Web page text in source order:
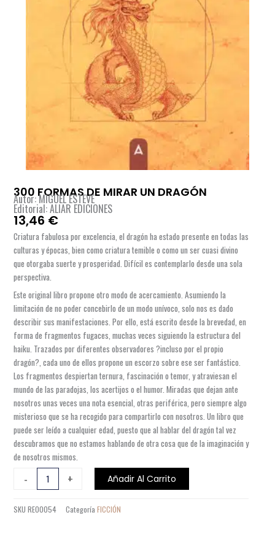
300 FORMAS DE MIRAR UN DRAGÓN
Autor: MIGUEL ESTEVE
Editorial: ALIAR EDICIONES
13,46 €
Criatura fabulosa por excelencia, el dragón ha estado presente en todas las
culturas y épocas, bien como criatura temible o como un ser cuasi divino
que otorgaba suerte y prosperidad. Difícil es contemplarlo desde una sola
perspectiva.
Este original libro propone otro modo de acercamiento. Asumiendo la
limitación de no poder concebirlo de un modo unívoco, solo nos es dado
describir sus manifestaciones. Por ello, está escrito desde la brevedad, en
forma de fragmentos fugaces, muchas veces siguiendo la estructura del
haiku. Trazados por diferentes observadores ?incluso por el propio
dragón?, cada uno de ellos propone un escorzo sobre ese ser fantástico.
Los fragmentos despiertan ternura, fascinación o temor, y atraviesan el
mundo de las paradojas, los acertijos o el humor. Miradas que dejan ante
nosotros unas veces una nota esencial, otras periférica, pero siempre algo
misterioso que se ha recogido para compartirlo con nosotros. Un libro que
puede ser leído a cualquier edad, puesto que al hablar del dragón tal vez
descubramos que no estamos hablando de otra cosa que de la imaginación y
de nosotros mismos.
-
FORMAS
MIRAR
+ Añadir Al Carrito
SKURE00054 Categoría FICCIÓN